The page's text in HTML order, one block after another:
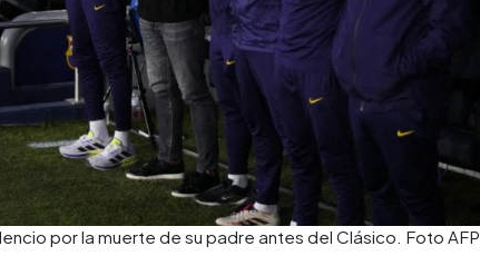
por la muerte de su padre antes del Clásico. Foto AFP